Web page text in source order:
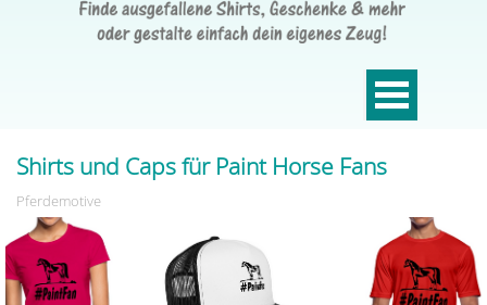
Shirts und Caps für Paint Horse Fans
Pferdemotive